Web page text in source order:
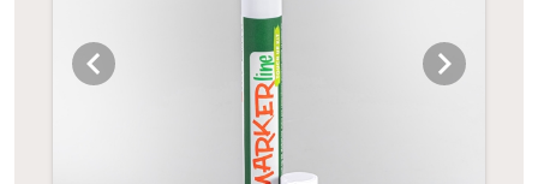
chevron_left chevron_right